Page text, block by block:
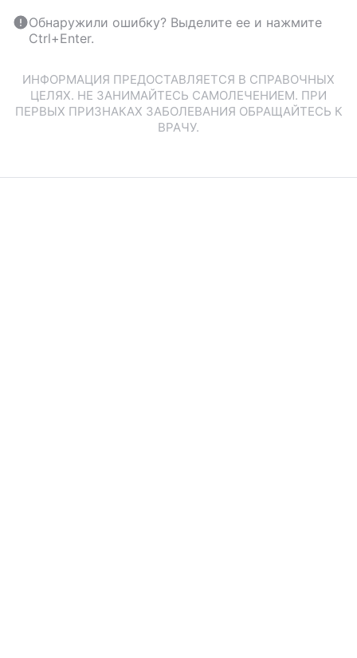
Обнаружили ошибку? Выделите ее и нажмите
Ctrl+Enter.
ИНФОРМАЦИЯ ПРЕДОСТАВЛЯЕТСЯ В СПРАВОЧНЫХ
ЦЕЛЯХ. НЕ ЗАНИМАЙТЕСЬ САМОЛЕЧЕНИЕМ. ПРИ
ПЕРВЫХ ПРИЗНАКАХ ЗАБОЛЕВАНИЯ ОБРАЩАЙТЕСЬ К
ВРАЧУ.